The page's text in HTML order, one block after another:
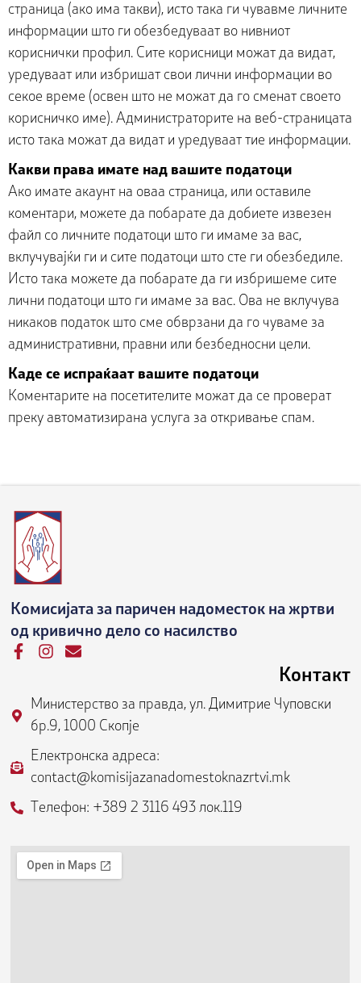
страница (ако има такви), исто така ги чувавме личните
информации што ги обезбедуваат во нивниот
кориснички профил. Сите корисници можат да видат,
уредуваат или избришат свои лични информации во
секое време (освен што не можат да го сменат своето
корисничко име). Администраторите на веб-страницата
исто така можат да видат и уредуваат тие информации.
Какви права имате над вашите податоци
Ако имате акаунт на оваа страница, или оставиле
коментари, можете да побарате да добиете извезен
файл со личните податоци што ги имаме за вас,
вклучувајќи ги и сите податоци што сте ги обезбедиле.
Исто така можете да побарате да ги избришеме сите
лични податоци што ги имаме за вас. Ова не вклучува
никаков податок што сме обврзани да го чуваме за
административни, правни или безбедносни цели.
Каде се испраќаат вашите податоци
Коментарите на посетителите можат да се проверат
преку автоматизирана услуга за откривање спам.
Комисијата за паричен надоместок на жртви
од кривично дело со насилство
F
b
k
-
I
t
g
a
m
E
e
o
e
Контакт
Министерство за правда, ул. Димитрие Чуповски
бр.9, 1000 Скопје
Електронска адреса:
contact@komisijazanadomestoknazrtvi.mk
Телефон: +389 2 3116 493 лок.119